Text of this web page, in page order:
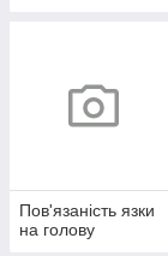
Пов'язаність язки
на голову